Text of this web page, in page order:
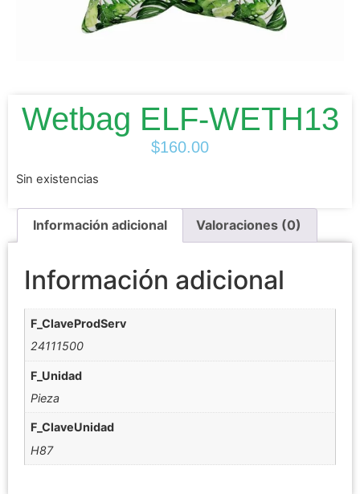
Wetbag ELF-WETH13
$160.00
Sin existencias
Información adicional Valoraciones (0)
Información adicional
F_ClaveProdServ
24111500
F_Unidad
Pieza
F_ClaveUnidad
H87